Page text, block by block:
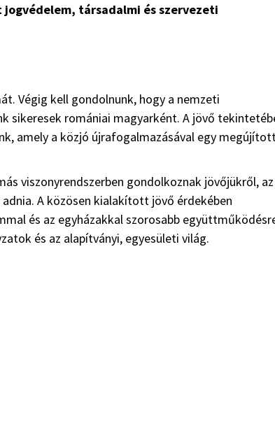
társadalmi és szervezeti
Végig kell gondolnunk, hogy a nemzeti
sikeresek romániai magyarként. A jövő
amely a közjó újrafogalmazásával egy
viszonyrendszerben gondolkoznak jövőjükről, az
A közösen kialakított jövő érdekében
és az egyházakkal szorosabb
és az alapítványi, egyesületi világ.